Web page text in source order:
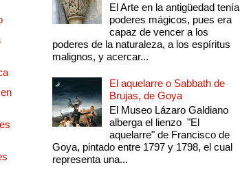
El Arte en la antigüedad tenía
poderes mágicos, pues era
capaz de vencer a los
poderes de la naturaleza, a los espíritus
malignos, y acercar...
El aquelarre o Sabbath de
Brujas, de Goya
El Museo Lázaro Galdiano
alberga el lienzo "El
aquelarre" de Francisco de
Goya, pintado entre 1797 y 1798, el cual
representa una...